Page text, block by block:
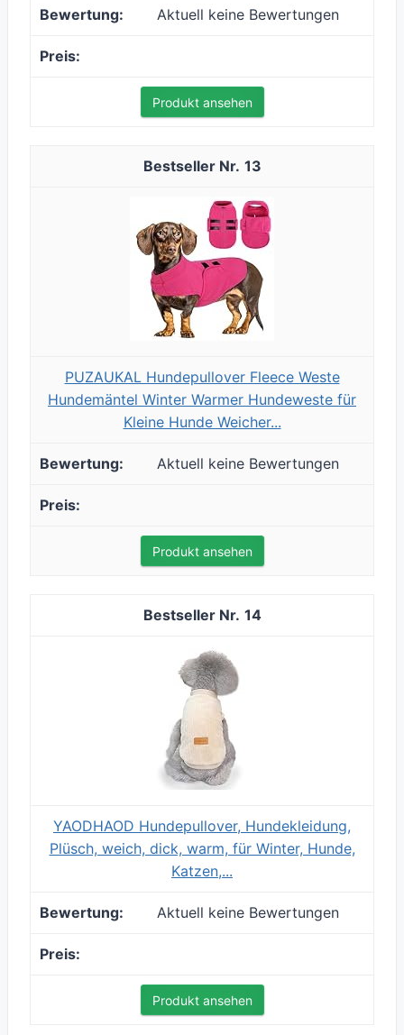
Aktuell keine Bewertungen
Produkt ansehen
13
PUZAUKAL Hundepullover Fleece Weste
Hundemäntel Winter Warmer Hundeweste für
Kleine Hunde Weicher...
Aktuell keine Bewertungen
Produkt ansehen
14
YAODHAOD Hundepullover, Hundekleidung,
Plüsch, weich, dick, warm, für Winter, Hunde,
Katzen,...
Aktuell keine Bewertungen
Produkt ansehen